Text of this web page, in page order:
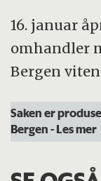
16. januar
omhandler
Bergen
Saken er
Bergen- Les mer